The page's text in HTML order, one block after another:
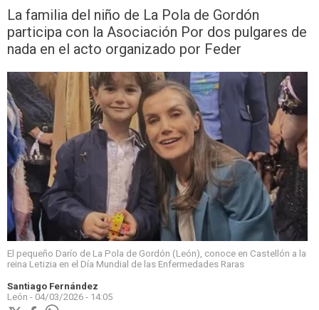
La familia del niño de La Pola de Gordón
participa con la Asociación Por dos pulgares de
nada en el acto organizado por Feder
El pequeño Darío de La Pola de Gordón (León), conoce en Castellón a la
reina Letizia en el Día Mundial de las Enfermedades Raras
Santiago Fernández
León - 04/03/2026 - 14:05